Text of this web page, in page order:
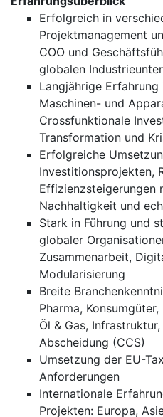
Erfolgreich in
Projektmanagement
COO und
globalen
Langjährige
Maschinen- und
Crossfunktionale
Transformation und
Erfolgreiche
Investitionsprojekten,
Effizienzsteigerungen
Nachhaltigkeit und
Stark in Führung und
globaler
Zusammenarbeit,
Modularisierung
Breite
Pharma,
Öl & Gas,
Abscheidung (CCS)
Umsetzung der EU-
Anforderungen
Internationale
Projekten: Europa,